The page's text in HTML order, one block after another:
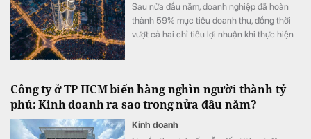
Sau nửa đầu năm, doanh nghiệp đã hoàn
thành 59% mục tiêu doanh thu, đồng thời
vượt cả hai chỉ tiêu lợi nhuận khi thực hiện
Công ty ở TP HCM biến hàng nghìn người thành tỷ
phú: Kinh doanh ra sao trong nửa đầu năm?
Kinh doanh